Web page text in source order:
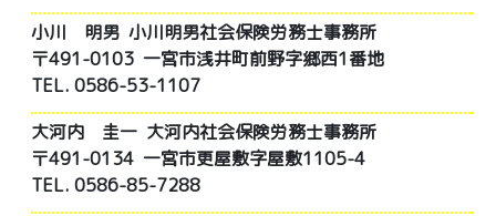
小川 明男 小川明男社会保険労務士事務所
〒491-0103 一宮市浅井町前野字郷西1番地
TEL. 0586-53-1107
大河内 圭一 大河内社会保険労務士事務所
〒491-0134 一宮市更屋敷字屋敷1105-4
TEL. 0586-85-7288